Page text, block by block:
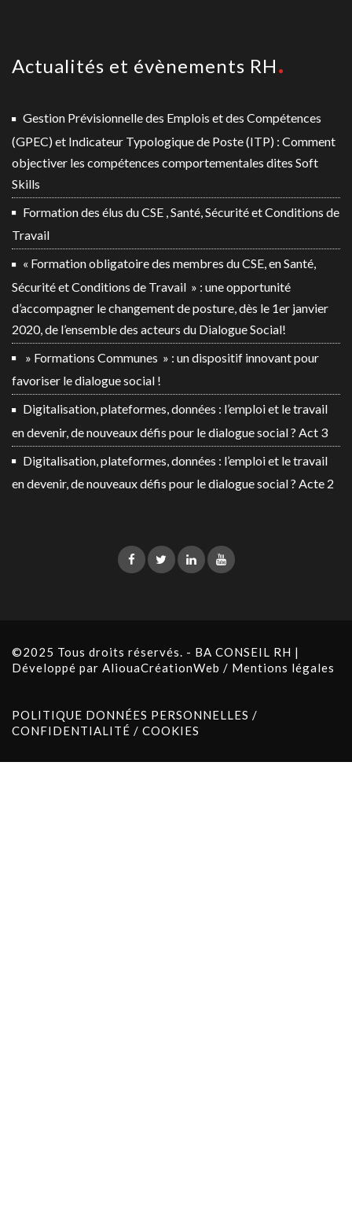
Actualités et évènements RH
Gestion Prévisionnelle des Emplois et des Compétences
(GPEC) et Indicateur Typologique de Poste (ITP) : Comment
objectiver les compétences comportementales dites Soft
Skills
Formation des élus du CSE , Santé, Sécurité et Conditions de
Travail
« Formation obligatoire des membres du CSE, en Santé,
Sécurité et Conditions de Travail » : une opportunité
d’accompagner le changement de posture, dès le 1er janvier
2020, de l’ensemble des acteurs du Dialogue Social!
» Formations Communes » : un dispositif innovant pour
favoriser le dialogue social !
Digitalisation, plateformes, données : l’emploi et le travail
en devenir, de nouveaux défis pour le dialogue social ? Act 3
Digitalisation, plateformes, données : l’emploi et le travail
en devenir, de nouveaux défis pour le dialogue social ? Acte 2
©2025 Tous droits réservés. - BA CONSEIL RH |
Développé par AliouaCréationWeb / Mentions légales
POLITIQUE DONNÉES PERSONNELLES /
CONFIDENTIALITÉ / COOKIES